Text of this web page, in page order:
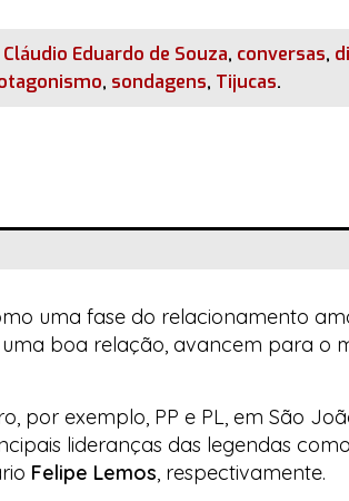
Cláudio Eduardo de Souza, conversas,
, sondagens, Tijucas.
uma fase do relacionamento
boa relação, avancem para o
por exemplo, PP e PL, em São
lideranças das legendas
Felipe Lemos, respectivamente.